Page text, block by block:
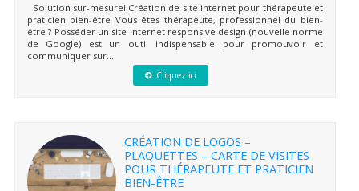
Solution sur-mesure! Création de site internet pour thérapeute et
praticien bien-être Vous êtes thérapeute, professionnel du bien-
être ? Posséder un site internet responsive design (nouvelle norme
de Google) est un outil indispensable pour promouvoir et
communiquer sur...
Cliquez ici
CRÉATION DE LOGOS –
PLAQUETTES – CARTE DE VISITES
POUR THÉRAPEUTE ET PRATICIEN
BIEN-ÊTRE